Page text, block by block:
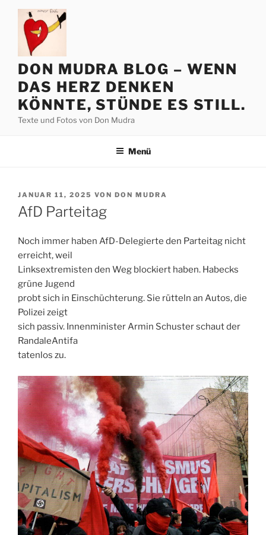
Zum
springen
DON MUDRA BLOG – WENN
DAS HERZ DENKEN
KÖNNTE, STÜNDE ES STILL.
Texte und Fotos von Don Mudra
Menü
VERÖFFENTLICHT
AM
JANUAR 11, 2025 VON DON MUDRA
AfD Parteitag
Noch immer haben AfD-Delegierte den Parteitag nicht
erreicht, weil
Linksextremisten den Weg blockiert haben. Habecks
grüne Jugend
probt sich in Einschüchterung. Sie rütteln an Autos, die
Polizei zeigt
sich passiv. Innenminister Armin Schuster schaut der
RandaleAntifa
tatenlos zu.